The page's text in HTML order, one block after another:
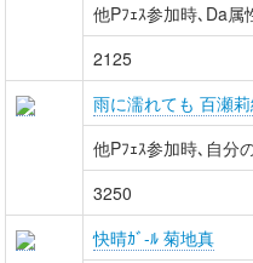
他Pﾌｪｽ参加時､Da属
2125
雨に濡れても 百瀬
他Pﾌｪｽ参加時､自分
3250
快晴ｶﾞ-ﾙ 菊地真